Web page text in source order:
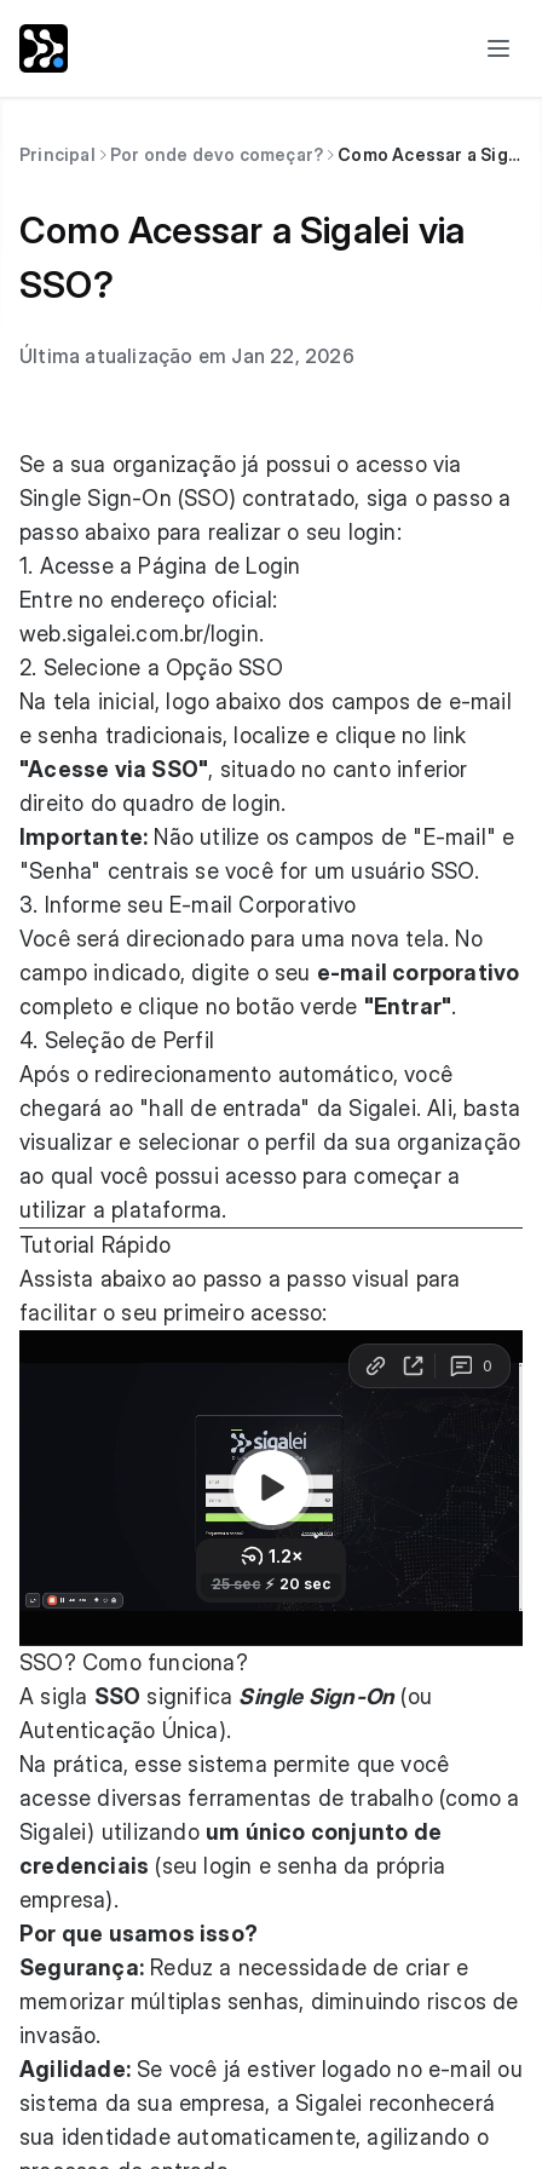
Principal Por onde devo começar? Como Acessar a Sigalei via SSO?
Como Acessar a Sigalei via
SSO?
Última atualização em Jan 22, 2026
Se a sua organização já possui o acesso via
Single Sign-On (SSO) contratado, siga o passo a
passo abaixo para realizar o seu login:
1. Acesse a Página de Login
Entre no endereço oficial:
web.sigalei.com.br/login.
2. Selecione a Opção SSO
Na tela inicial, logo abaixo dos campos de e-mail
e senha tradicionais, localize e clique no link
"Acesse via SSO", situado no canto inferior
direito do quadro de login.
Importante: Não utilize os campos de "E-mail" e
"Senha" centrais se você for um usuário SSO.
3. Informe seu E-mail Corporativo
Você será direcionado para uma nova tela. No
campo indicado, digite o seu e-mail corporativo
completo e clique no botão verde "Entrar".
4. Seleção de Perfil
Após o redirecionamento automático, você
chegará ao "hall de entrada" da Sigalei. Ali, basta
visualizar e selecionar o perfil da sua organização
ao qual você possui acesso para começar a
utilizar a plataforma.
Tutorial Rápido
Assista abaixo ao passo a passo visual para
facilitar o seu primeiro acesso:
SSO? Como funciona?
A sigla SSO significa Single Sign-On(ou
Autenticação Única).
Na prática, esse sistema permite que você
acesse diversas ferramentas de trabalho (como a
Sigalei) utilizando um único conjunto de
credenciais (seu login e senha da própria
empresa).
Por que usamos isso?
Segurança: Reduz a necessidade de criar e
memorizar múltiplas senhas, diminuindo riscos de
invasão.
Agilidade: Se você já estiver logado no e-mail ou
sistema da sua empresa, a Sigalei reconhecerá
sua identidade automaticamente, agilizando o